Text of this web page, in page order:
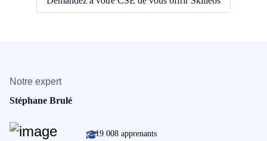
Notre expert
Stéphane Brulé
19 008 apprenants